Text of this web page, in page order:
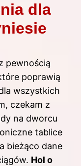
dla
pewnością
poprawią
wszystkich
czekam z
na dworcu
tablice
bieżąco dane
Hol o